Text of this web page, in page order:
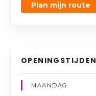
Plan mijn route
OPENINGSTIJDEN
MAANDAG